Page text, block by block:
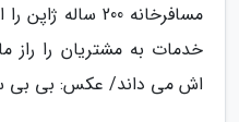
مسافرخانه 200
خدمات به مشتریان را راز
اش می داند/ عکس: بی